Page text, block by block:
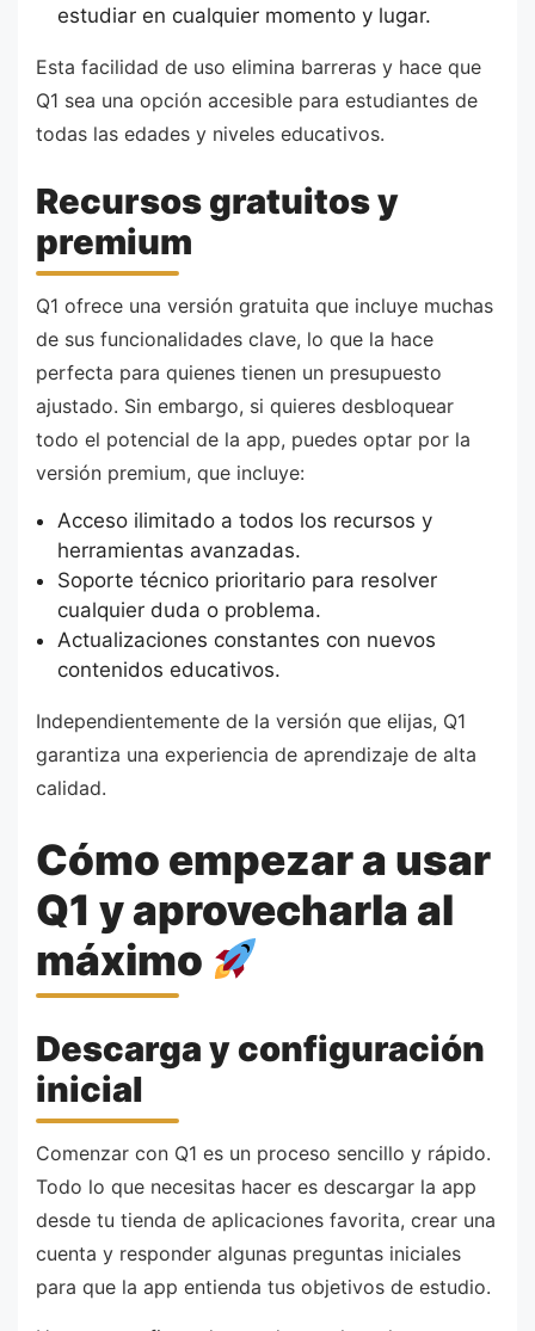
estudiar en cualquier momento y lugar.
Esta facilidad de uso elimina barreras y hace que
Q1 sea una opción accesible para estudiantes de
todas las edades y niveles educativos.
Recursos gratuitos y
premium
Q1 ofrece una versión gratuita que incluye muchas
de sus funcionalidades clave, lo que la hace
perfecta para quienes tienen un presupuesto
ajustado. Sin embargo, si quieres desbloquear
todo el potencial de la app, puedes optar por la
versión premium, que incluye:
Acceso ilimitado a todos los recursos y
herramientas avanzadas.
Soporte técnico prioritario para resolver
cualquier duda o problema.
Actualizaciones constantes con nuevos
contenidos educativos.
Independientemente de la versión que elijas, Q1
garantiza una experiencia de aprendizaje de alta
calidad.
Cómo empezar a usar
Q1 y aprovecharla al
máximo
Descarga y configuración
inicial
Comenzar con Q1 es un proceso sencillo y rápido.
Todo lo que necesitas hacer es descargar la app
desde tu tienda de aplicaciones favorita, crear una
cuenta y responder algunas preguntas iniciales
para que la app entienda tus objetivos de estudio.